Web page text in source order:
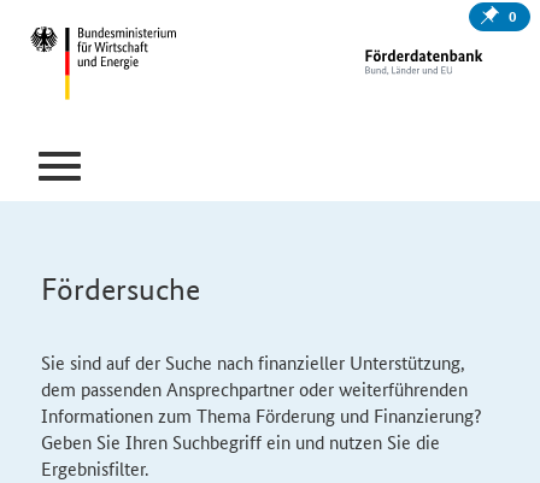
0
Fördersuche
Sie sind auf der Suche nach finanzieller Unterstützung,
dem passenden Ansprechpartner oder weiterführenden
Informationen zum Thema Förderung und Finanzierung?
Geben Sie Ihren Suchbegriff ein und nutzen Sie die
Ergebnisfilter.